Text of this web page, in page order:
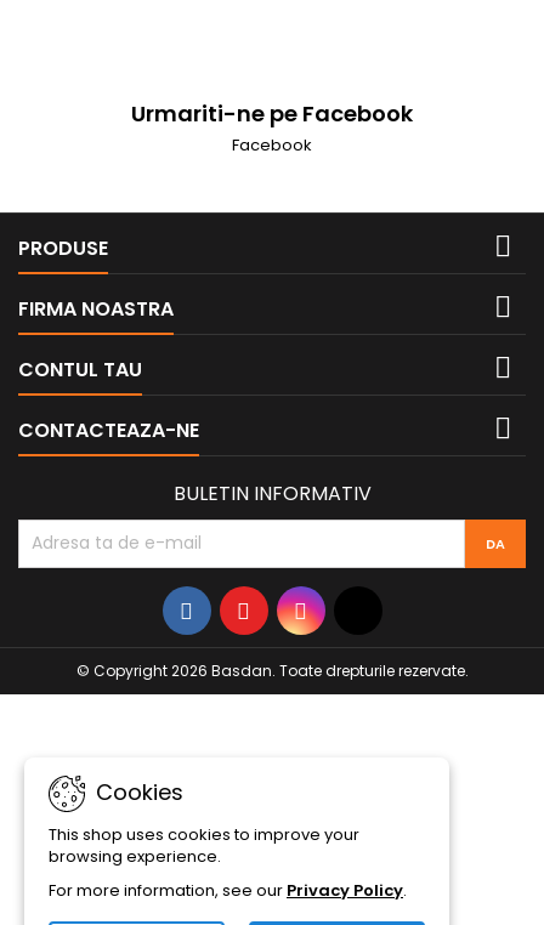
Urmariti-ne pe Facebook
Facebook
PRODUSE 
FIRMA NOASTRA 
CONTUL TAU 
CONTACTEAZA-NE 
Cookies
This shop uses cookies to improve your
browsing experience.
For more information, see our Privacy Policy.
BULETIN INFORMATIV
© Copyright 2026 Basdan. Toate drepturile rezervate.